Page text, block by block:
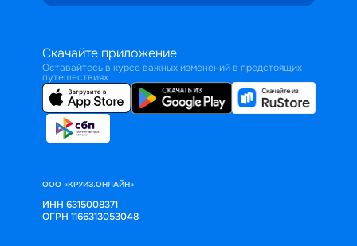
Скачайте приложение
Оставайтесь в курсе важных изменений в предстоящих
путешествиях
ООО «КРУИЗ.ОНЛАЙН»
ИНН 6315008371
ОГРН 1166313053048